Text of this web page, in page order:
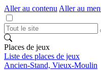
Aller au contenu Aller au
Places de jeux
Liste des places de jeux
Ancien-Stand, Vieux-Moulin